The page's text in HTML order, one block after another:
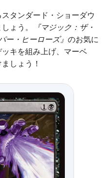
タンダード・ショーダウ
ょう。
『マジック：ザ・
ー・ヒーローズ』のお気に
キを組み上げ、マーベ
しょう！